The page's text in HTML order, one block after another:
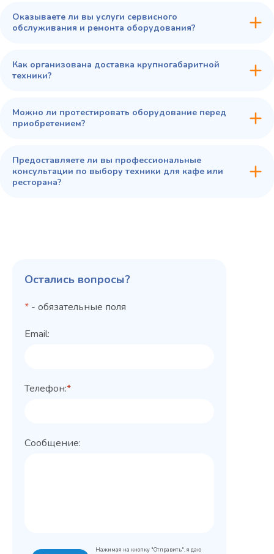
Оказываете ли вы услуги сервисного
обслуживания и ремонта оборудования?
Как организована доставка крупногабаритной
техники?
Можно ли протестировать оборудование перед
приобретением?
Предоставляете ли вы профессиональные
консультации по выбору техники для кафе или
ресторана?
Остались вопросы?
* - обязательные поля
Email:
Телефон:*
Сообщение:
Нажимая на кнопку "Отправить", я даю